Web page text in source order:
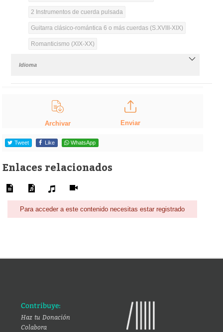
2 Instrumentos de cuerda pulsada
Guitarra clásico-romántica 6 o más cuerdas (S.XVIII-XIX)
Romanticismo (XIX-XX)
Idioma
Archivar Enviar
Tweet Like WhatsApp
Enlaces relacionados
Para acceder a este contenido necesitas estar registrado
Contribuye:
Haz tu Donación
Colabora